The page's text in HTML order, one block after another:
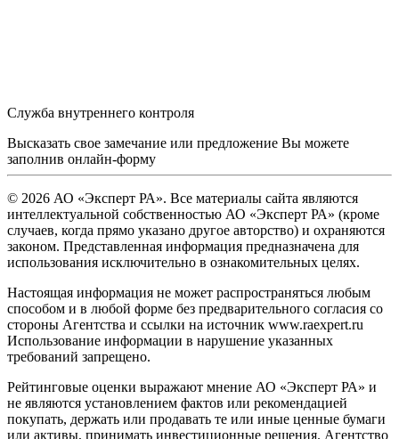
Служба внутреннего контроля
Высказать свое замечание или предложение Вы можете
заполнив онлайн-форму
© 2026 АО «Эксперт РА». Все материалы сайта являются
интеллектуальной собственностью АО «Эксперт РА» (кроме
случаев, когда прямо указано другое авторство) и охраняются
законом. Представленная информация предназначена для
использования исключительно в ознакомительных целях.
Настоящая информация не может распространяться любым
способом и в любой форме без предварительного согласия со
стороны Агентства и ссылки на источник www.raexpert.ru
Использование информации в нарушение указанных
требований запрещено.
Рейтинговые оценки выражают мнение АО «Эксперт РА» и
не являются установлением фактов или рекомендацией
покупать, держать или продавать те или иные ценные бумаги
или активы, принимать инвестиционные решения. Агентство